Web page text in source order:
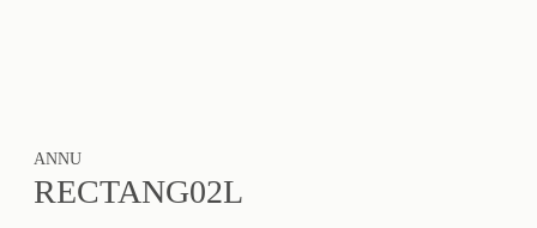
ANNU
RECTANG02L